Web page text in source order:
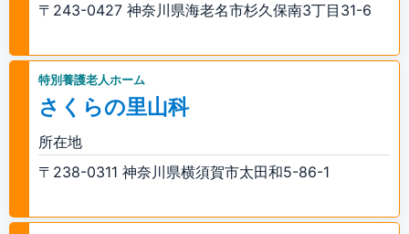
〒243-0427 神奈川県海老名市杉久保南3丁目31-6
特別養護老人ホーム
さくらの里山科
所在地
〒238-0311 神奈川県横須賀市太田和5-86-1